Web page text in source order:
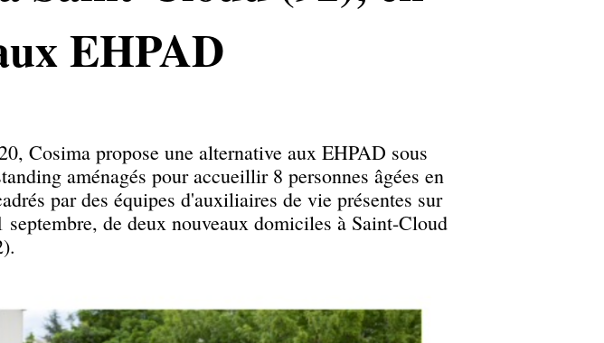
EHPAD
Cosima propose une alternative aux EHPAD sous
aménagés pour accueillir 8 personnes âgées en
par des équipes d'auxiliaires de vie présentes sur
de deux nouveaux domiciles à Saint-Cloud